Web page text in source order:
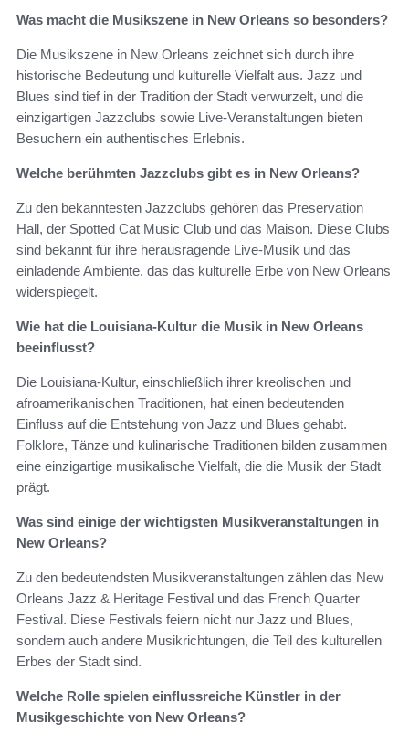
Was macht die Musikszene in New Orleans so besonders?
Die Musikszene in New Orleans zeichnet sich durch ihre
historische Bedeutung und kulturelle Vielfalt aus. Jazz und
Blues sind tief in der Tradition der Stadt verwurzelt, und die
einzigartigen Jazzclubs sowie Live-Veranstaltungen bieten
Besuchern ein authentisches Erlebnis.
Welche berühmten Jazzclubs gibt es in New Orleans?
Zu den bekanntesten Jazzclubs gehören das Preservation
Hall, der Spotted Cat Music Club und das Maison. Diese Clubs
sind bekannt für ihre herausragende Live-Musik und das
einladende Ambiente, das das kulturelle Erbe von New Orleans
widerspiegelt.
Wie hat die Louisiana-Kultur die Musik in New Orleans
beeinflusst?
Die Louisiana-Kultur, einschließlich ihrer kreolischen und
afroamerikanischen Traditionen, hat einen bedeutenden
Einfluss auf die Entstehung von Jazz und Blues gehabt.
Folklore, Tänze und kulinarische Traditionen bilden zusammen
eine einzigartige musikalische Vielfalt, die die Musik der Stadt
prägt.
Was sind einige der wichtigsten Musikveranstaltungen in
New Orleans?
Zu den bedeutendsten Musikveranstaltungen zählen das New
Orleans Jazz & Heritage Festival und das French Quarter
Festival. Diese Festivals feiern nicht nur Jazz und Blues,
sondern auch andere Musikrichtungen, die Teil des kulturellen
Erbes der Stadt sind.
Welche Rolle spielen einflussreiche Künstler in der
Musikgeschichte von New Orleans?